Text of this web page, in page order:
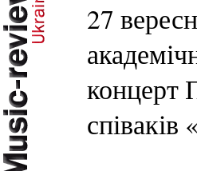
27
концерт